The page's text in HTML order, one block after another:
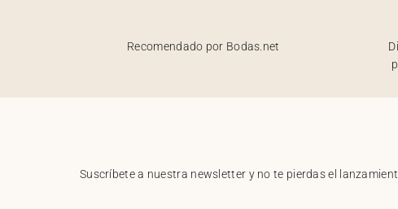
Recomendado por Bodas.net
Suscríbete a nuestra newsletter y no te pierdas el